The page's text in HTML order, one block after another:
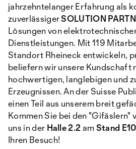
jahrzehntelanger Erfahrung als
zuverlässigerSOLUTION
Lösungen von
Dienstleistungen. Mit 119
Standort Rheineck entwickeln,
beliefern wir unsere Kundschaft
hochwertigen, langlebigen und
Erzeugnissen. An der Suisse
einen Teil aus unserem breit
Kommen Sie bei den "Gifäslern"
uns in der Halle 2.2amStand
Ihren Besuch!